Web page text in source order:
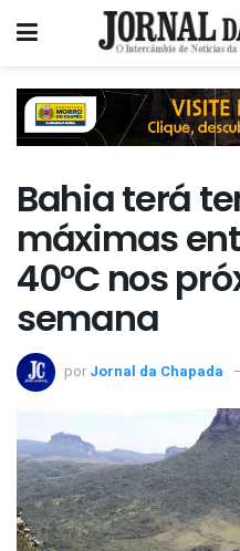
Bahia terá
máximas
40ºC nos
semana
por Jornal da Chapada